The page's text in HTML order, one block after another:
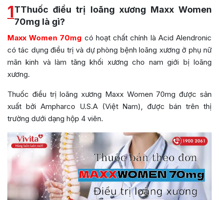
1TThuốc điều trị loãng xương Maxx Women
70mg là gì?
Maxx Women 70mg có hoạt chất chính là Acid Alendronic
có tác dụng điều trị và dự phòng bệnh loãng xương ở phụ nữ
mãn kinh và làm tăng khối xương cho nam giới bị loãng
xương.
Thuốc điều trị loãng xương Maxx Women 70mg được sản
xuất bởi Ampharco U.S.A (Việt Nam), được bán trên thị
trường dưới dạng hộp 4 viên.